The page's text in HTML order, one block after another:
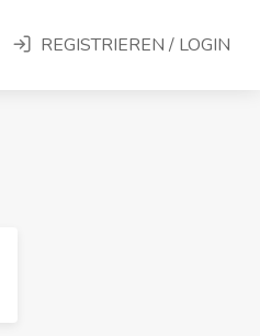
REGISTRIEREN / LOGIN